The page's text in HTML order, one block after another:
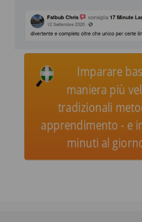
Imparare
maniera più
tradizionali
apprendimento - e
minuti al